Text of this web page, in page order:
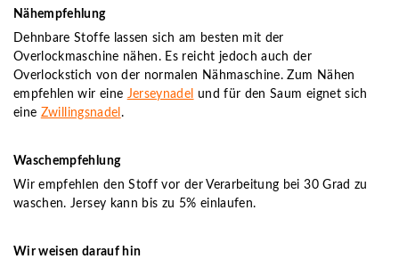
Nähempfehlung
Dehnbare Stoffe lassen sich am besten mit der
Overlockmaschine nähen. Es reicht jedoch auch der
Overlockstich von der normalen Nähmaschine. Zum Nähen
empfehlen wir eine Jerseynadel
und für den Saum eignet sich
eine Zwillingsnadel .
Waschempfehlung
Wir empfehlen den Stoff vor der Verarbeitung bei 30 Grad zu
waschen. Jersey kann bis zu 5% einlaufen.
Wir weisen darauf hin